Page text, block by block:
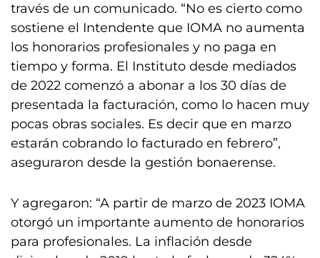
través de un comunicado. “No es cierto como
sostiene el Intendente que IOMA no aumenta
los honorarios profesionales y no paga en
tiempo y forma. El Instituto desde mediados
de 2022 comenzó a abonar a los 30 días de
presentada la facturación, como lo hacen muy
pocas obras sociales. Es decir que en marzo
estarán cobrando lo facturado en febrero”,
aseguraron desde la gestión bonaerense.
Y agregaron: “A partir de marzo de 2023 IOMA
otorgó un importante aumento de honorarios
para profesionales. La inflación desde